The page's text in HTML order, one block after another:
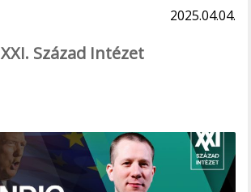
2025.04.04.
XXI. Század Intézet